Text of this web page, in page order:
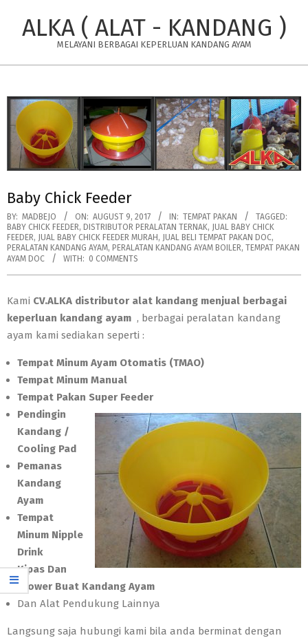
ALKA ( ALAT - KANDANG )
MELAYANI BERBAGAI KEPERLUAN KANDANG AYAM
Menu
Baby Chick Feeder
BY: MADBEJO ON: AUGUST 9, 2017 IN: TEMPAT PAKAN
TAGGED:
BABY CHICK FEEDER, DISTRIBUTOR PERALATAN TERNAK, JUAL BABY CHICK
FEEDER, JUAL BABY CHICK FEEDER MURAH, JUAL BELI TEMPAT PAKAN DOC,
PERALATAN KANDANG AYAM, PERALATAN KANDANG AYAM BOILER, TEMPAT PAKAN
AYAM DOC
WITH: 0 COMMENTS
Kami CV.ALKA distributor alat kandang menjual berbagai
keperluan kandang ayam , berbagai peralatan kandang
ayam kami sediakan seperti :
Tempat Minum Ayam Otomatis (TMAO)
Tempat Minum Manual
Tempat Pakan Super Feeder
Pendingin
Kandang /
Cooling Pad
Pemanas
Kandang
Ayam
Tempat
Minum Nipple
Drink
Kipas Dan
Blower Buat Kandang Ayam
Dan Alat Pendukung Lainnya
Langsung saja hubungi kami bila anda berminat dengan